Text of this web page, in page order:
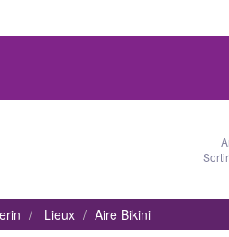
Lieux Aire Bikini